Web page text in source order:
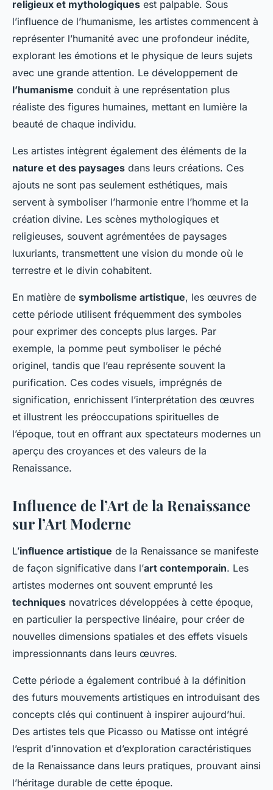
religieux et mythologiques est palpable. Sous
l’influence de l’humanisme, les artistes commencent à
représenter l’humanité avec une profondeur inédite,
explorant les émotions et le physique de leurs sujets
avec une grande attention. Le développement de
l’humanisme conduit à une représentation plus
réaliste des figures humaines, mettant en lumière la
beauté de chaque individu.
Les artistes intègrent également des éléments de la
nature et des paysages dans leurs créations. Ces
ajouts ne sont pas seulement esthétiques, mais
servent à symboliser l’harmonie entre l’homme et la
création divine. Les scènes mythologiques et
religieuses, souvent agrémentées de paysages
luxuriants, transmettent une vision du monde où le
terrestre et le divin cohabitent.
En matière de symbolisme artistique, les œuvres de
cette période utilisent fréquemment des symboles
pour exprimer des concepts plus larges. Par
exemple, la pomme peut symboliser le péché
originel, tandis que l’eau représente souvent la
purification. Ces codes visuels, imprégnés de
signification, enrichissent l’interprétation des œuvres
et illustrent les préoccupations spirituelles de
l’époque, tout en offrant aux spectateurs modernes un
aperçu des croyances et des valeurs de la
Renaissance.
Influence de l’Art de la Renaissance
sur l’Art Moderne
L’influence artistique de la Renaissance se manifeste
de façon significative dans l’art contemporain. Les
artistes modernes ont souvent emprunté les
techniques novatrices développées à cette époque,
en particulier la perspective linéaire, pour créer de
nouvelles dimensions spatiales et des effets visuels
impressionnants dans leurs œuvres.
Cette période a également contribué à la définition
des futurs mouvements artistiques en introduisant des
concepts clés qui continuent à inspirer aujourd’hui.
Des artistes tels que Picasso ou Matisse ont intégré
l’esprit d’innovation et d’exploration caractéristiques
de la Renaissance dans leurs pratiques, prouvant ainsi
l’héritage durable de cette époque.